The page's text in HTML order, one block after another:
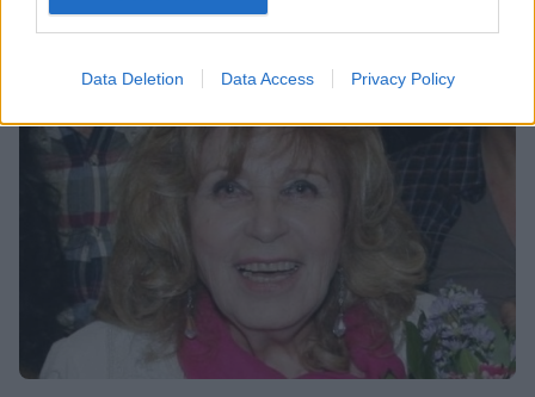
Data Deletion Data Access Privacy Policy
11:59 @22-08-2017